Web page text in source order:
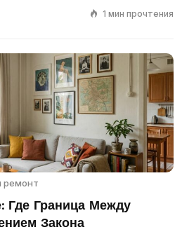
1 мин прочтения
ремонт
Где Граница Между
Закона